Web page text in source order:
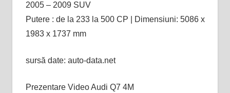
2005 – 2009 SUV
Putere : de la 233 la 500 CP | Dimensiuni: 5086 x
1983 x 1737 mm
sursă date: auto-data.net
Prezentare Video Audi Q7 4M